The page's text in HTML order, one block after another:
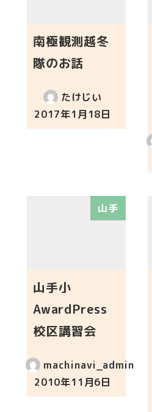
南極観測越冬
隊のお話
たけじい
投稿日
2017年1月18日
山手
山手小
AwardPress
校区講習会
machinavi_admin
投稿日
2010年11月6日